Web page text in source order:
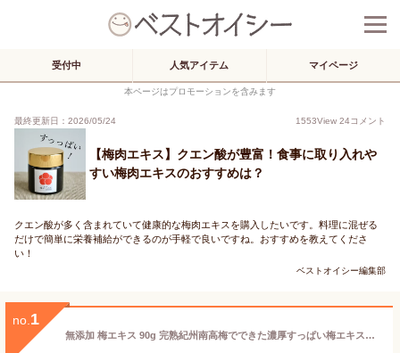
受付中 人気アイテム マイページ
本ページはプロモーションを含みます
最終更新日：2026/05/24 1553View 24コメント
【梅肉エキス】クエン酸が豊富！食事に取り入れや
すい梅肉エキスのおすすめは？
クエン酸が多く含まれていて健康的な梅肉エキスを購入したいです。料理に混ぜる
だけで簡単に栄養補給ができるのが手軽で良いですね。おすすめを教えてくださ
い！
ベストオイシー編集部
no. 1
無添加 梅エキス 90g 完熟紀州南高梅でできた濃厚すっぱい梅エキスby梅ボーイズ 紀州産（和歌山県、三重県）国産 梅酢 梅果汁 送料無料 着色料不使用【うめぼし うめ ウメ 梅干 梅干し ギフト プレゼント 食品 梅肉エキス クエン酸 】